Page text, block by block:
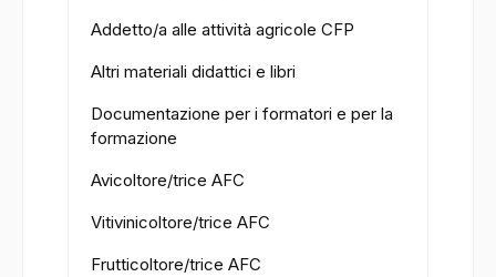
Addetto/a alle attività agricole CFP
Altri materiali didattici e libri
Documentazione per i formatori e per la
formazione
Avicoltore/trice AFC
Vitivinicoltore/trice AFC
Frutticoltore/trice AFC